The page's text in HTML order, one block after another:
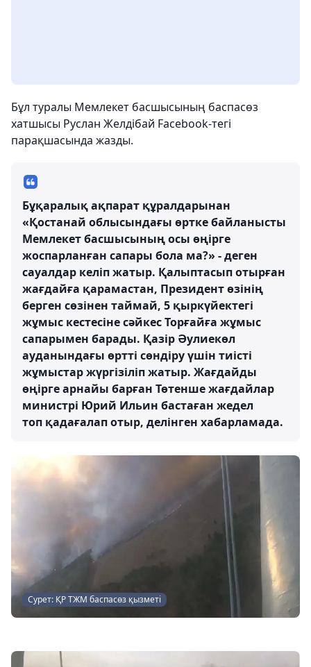
Бұл туралы Мемлекет басшысының баспасөз
хатшысы Руслан Желдібай Facebook-тегі
парақшасында жазды.
Бұқаралық ақпарат құралдарынан
«Қостанай облысындағы өртке байланысты
Мемлекет басшысының осы өңірге
жоспарланған сапары бола ма?» - деген
сауалдар келіп жатыр. Қалыптасып отырған
жағдайға қарамастан, Президент өзінің
берген сөзінен таймай, 5 қыркүйектегі
жұмыс кестесіне сәйкес Торғайға жұмыс
сапарымен барады. Қазір Әулиекөл
ауданындағы өртті сөндіру үшін тиісті
жұмыстар жүргізіліп жатыр. Жағдайды
өңірге арнайы барған Төтенше жағдайлар
министрі Юрий Ильин бастаған жедел
топ қадағалап отыр, делінген хабарламада.
Сурет: ҚР ТЖМ баспасөз қызметі